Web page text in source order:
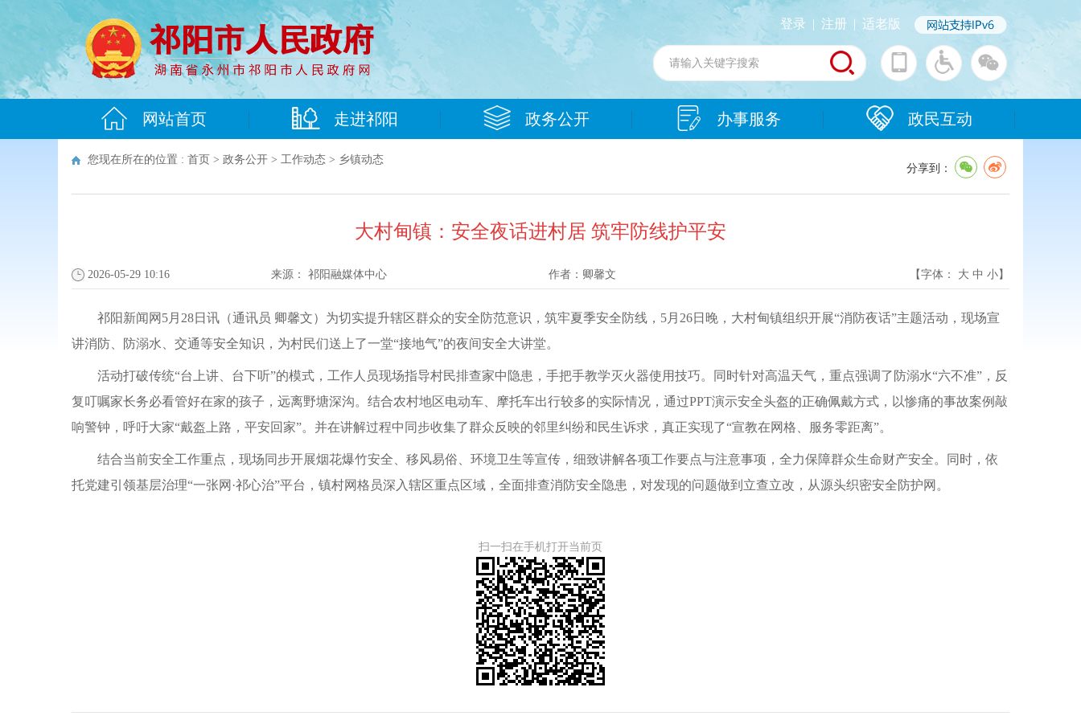
登录 | 注册 | 适老版
网站首页 走进祁阳 政务公开 办事服务 政民互动
您现在所在的位置 : 首页 > 政务公开 > 工作动态 > 乡镇动态
分享到：
大村甸镇：安全夜话进村居 筑牢防线护平安
2026-05-29 10:16 来源： 祁阳融媒体中心 作者： 卿馨文 【字体： 大 中 小】
祁阳新闻网5月28日讯（通讯员 卿馨文）为切实提升辖区群众的安全防范意识，筑牢夏季安全防线，5月26日晚，大村甸镇组织开展“消防夜话”主题活动，现场宣
讲消防、防溺水、交通等安全知识，为村民们送上了一堂“接地气”的夜间安全大讲堂。
活动打破传统“台上讲、台下听”的模式，工作人员现场指导村民排查家中隐患，手把手教学灭火器使用技巧。同时针对高温天气，重点强调了防溺水“六不准”，反
复叮嘱家长务必看管好在家的孩子，远离野塘深沟。结合农村地区电动车、摩托车出行较多的实际情况，通过PPT演示安全头盔的正确佩戴方式，以惨痛的事故案例敲
响警钟，呼吁大家“戴盔上路，平安回家”。并在讲解过程中同步收集了群众反映的邻里纠纷和民生诉求，真正实现了“宣教在网格、服务零距离”。
结合当前安全工作重点，现场同步开展烟花爆竹安全、移风易俗、环境卫生等宣传，细致讲解各项工作要点与注意事项，全力保障群众生命财产安全。同时，依
托党建引领基层治理“一张网·祁心治”平台，镇村网格员深入辖区重点区域，全面排查消防安全隐患，对发现的问题做到立查立改，从源头织密安全防护网。
扫一扫在手机打开当前页